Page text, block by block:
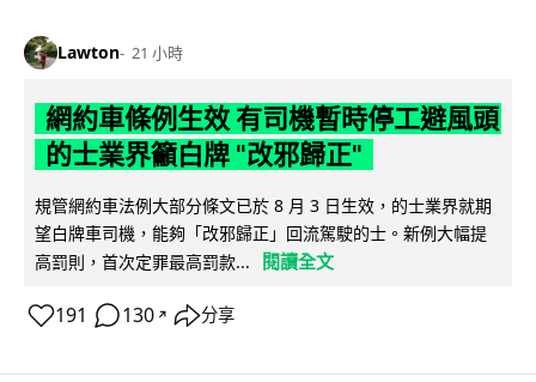
Lawton 21 小時
網約車條例生效 有司機暫時停工避風頭
的士業界籲白牌 "改邪歸正"
規管網約車法例大部分條文已於 8 月 3 日生效，的士業界就期
望白牌車司機，能夠「改邪歸正」回流駕駛的士。新例大幅提
高罰則，首次定罪最高罰款...
閱讀全文
191 130 ↗ 分享